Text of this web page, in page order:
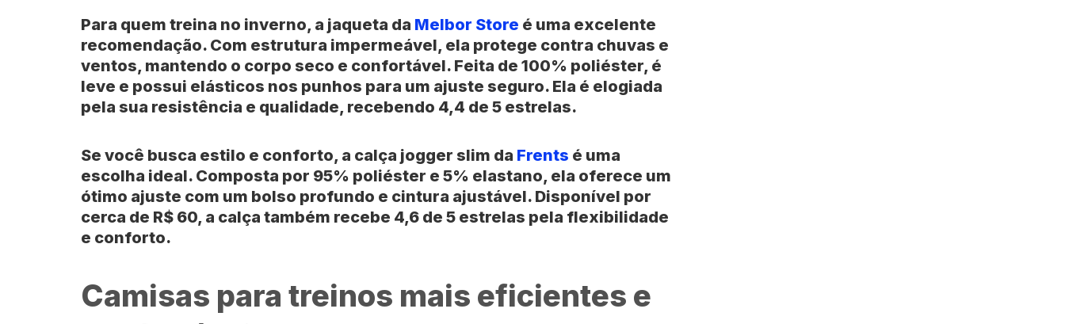
Para quem treina no inverno, a jaqueta da Melbor Store é uma excelente
recomendação. Com estrutura impermeável, ela protege contra chuvas e
ventos, mantendo o corpo seco e confortável. Feita de 100% poliéster, é
leve e possui elásticos nos punhos para um ajuste seguro. Ela é elogiada
pela sua resistência e qualidade, recebendo 4,4 de 5 estrelas.
Se você busca estilo e conforto, a calça jogger slim da Frents é uma
escolha ideal. Composta por 95% poliéster e 5% elastano, ela oferece um
ótimo ajuste com um bolso profundo e cintura ajustável. Disponível por
cerca de R$ 60, a calça também recebe 4,6 de 5 estrelas pela flexibilidade
e conforto.
Camisas para treinos mais eficientes e